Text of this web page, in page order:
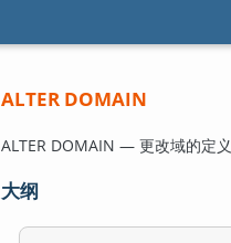
ALTER DOMAIN
ALTER DOMAIN — 更改域的定义
大纲